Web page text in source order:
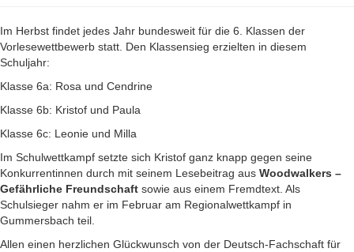
Im Herbst findet jedes Jahr bundesweit für die 6. Klassen der
Vorlesewettbewerb statt. Den Klassensieg erzielten in diesem
Schuljahr:
Klasse 6a: Rosa und Cendrine
Klasse 6b: Kristof und Paula
Klasse 6c: Leonie und Milla
Im Schulwettkampf setzte sich Kristof ganz knapp gegen seine
Konkurrentinnen durch mit seinem Lesebeitrag aus Woodwalkers –
Gefährliche Freundschaft sowie aus einem Fremdtext. Als
Schulsieger nahm er im Februar am Regionalwettkampf in
Gummersbach teil.
Allen einen herzlichen Glückwunsch von der Deutsch-Fachschaft für